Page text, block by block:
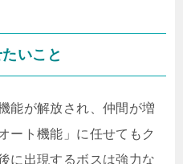
いこと
能が解放され、仲間が増
ート機能」に任せてもク
に出現するボスは強力な